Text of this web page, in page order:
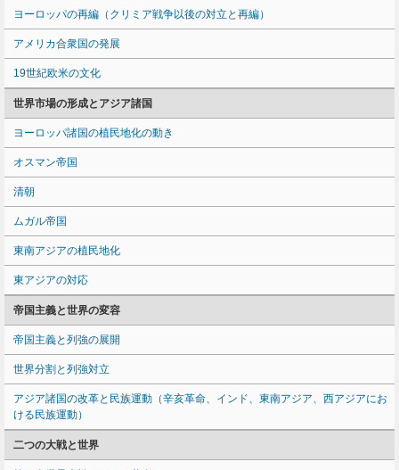
ヨーロッパの再編（クリミア戦争以後の対立と再編）
アメリカ合衆国の発展
19世紀欧米の文化
世界市場の形成とアジア諸国
ヨーロッパ諸国の植民地化の動き
オスマン帝国
清朝
ムガル帝国
東南アジアの植民地化
東アジアの対応
帝国主義と世界の変容
帝国主義と列強の展開
世界分割と列強対立
アジア諸国の改革と民族運動（辛亥革命、インド、東南アジア、西アジアにお
ける民族運動）
二つの大戦と世界